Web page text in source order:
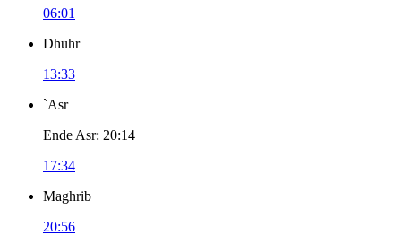
06:01
Dhuhr
13:33
`Asr
Ende Asr: 20:14
17:34
Maghrib
20:56